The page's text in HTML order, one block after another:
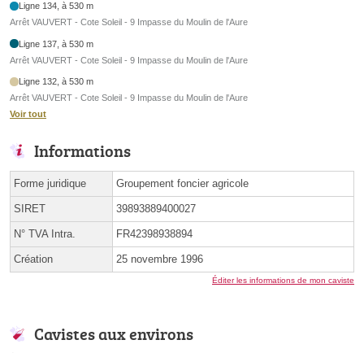
Ligne 134, à 530 m
Arrêt VAUVERT - Cote Soleil - 9 Impasse du Moulin de l'Aure
Ligne 137, à 530 m
Arrêt VAUVERT - Cote Soleil - 9 Impasse du Moulin de l'Aure
Ligne 132, à 530 m
Arrêt VAUVERT - Cote Soleil - 9 Impasse du Moulin de l'Aure
Voir tout
Informations
Forme juridique Groupement foncier agricole
SIRET 39893889400027
N° TVA Intra. FR42398938894
Création 25 novembre 1996
Éditer les informations de mon caviste
Cavistes aux environs